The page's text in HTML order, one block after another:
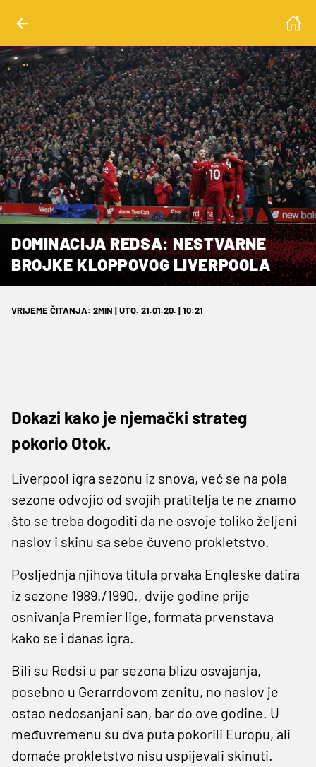
DOMINACIJA REDSA: NESTVARNE
BROJKE KLOPPOVOG LIVERPOOLA
VRIJEME ČITANJA: 2MIN | UTO. 21.01.20. | 10:21
Dokazi kako je njemački strateg
pokorio Otok.
Liverpool igra sezonu iz snova, već se na pola
sezone odvojio od svojih pratitelja te ne znamo
što se treba dogoditi da ne osvoje toliko željeni
naslov i skinu sa sebe čuveno prokletstvo.
Posljednja njihova titula prvaka Engleske datira
iz sezone 1989./1990., dvije godine prije
osnivanja Premier lige, formata prvenstava
kako se i danas igra.
Bili su Redsi u par sezona blizu osvajanja,
posebno u Gerarrdovom zenitu, no naslov je
ostao nedosanjani san, bar do ove godine. U
međuvremenu su dva puta pokorili Europu, ali
domaće prokletstvo nisu uspijevali skinuti.